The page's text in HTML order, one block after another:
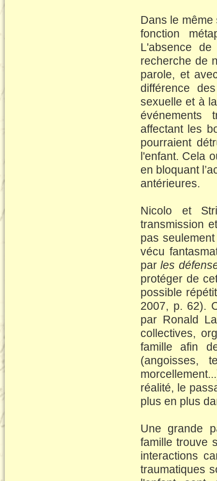
Dans le
fonction
L'absence
recherche de
parole, et
différence
sexuelle et à
événements
affectant les
pourraient
l'enfant. Cela
en bloquant
antérieures.
Nicolo et
transmission
pas
vécu
parles
protéger de
possible
2007, p. 62).
par Ronald
collectives,
famille afin
(angoisses,
réalité, le
plus en plus
Une grande
famille trouve
interactions
traumatiques